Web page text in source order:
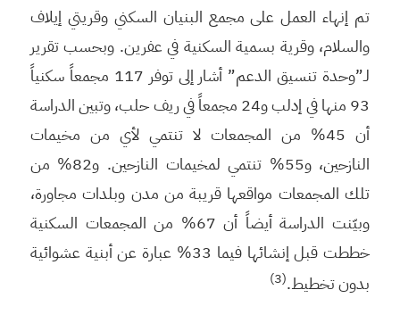
تم إنهاء العمل على مجمع البنيان السكني وقريتي إيلاف
والسلام، وقرية بسمية السكنية في عفرين. وبحسب تقرير
لـ”وحدة تنسيق الدعم” أشار إلى توفر 117 مجمعاً سكنياً
93 منها في إدلب و24 مجمعاً في ريف حلب، وتبين الدراسة
أن 45% من المجمعات لا تنتمي لأي من مخيمات
النازحين، و55% تنتمي لمخيمات النازحين. و82% من
تلك المجمعات مواقعها قريبة من مدن وبلدات مجاورة،
وبيّنت الدراسة أيضاً أن 67% من المجمعات السكنية
خططت قبل إنشائها فيما 33% عبارة عن أبنية عشوائية
بدون تخطيط.(3)